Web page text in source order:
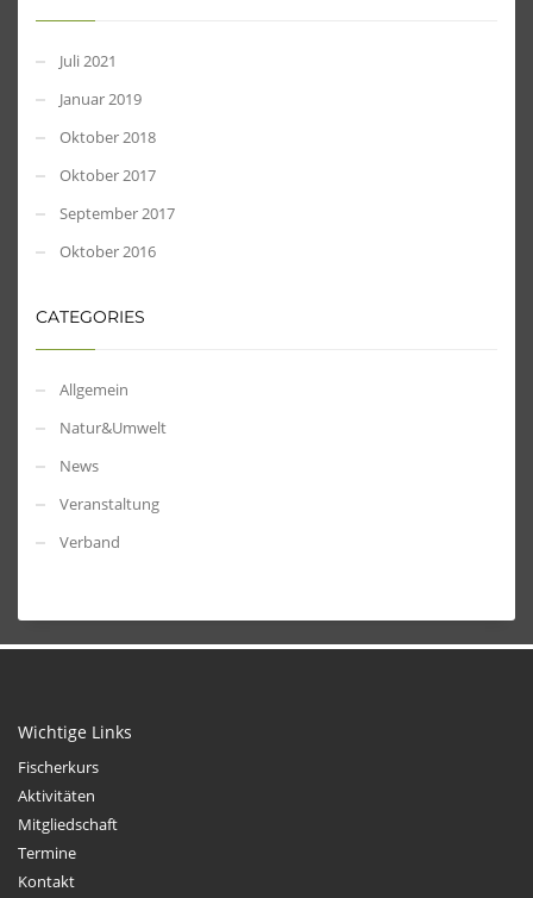
Juli 2021
Januar 2019
Oktober 2018
Oktober 2017
September 2017
Oktober 2016
CATEGORIES
Allgemein
Natur&Umwelt
News
Veranstaltung
Verband
Wichtige Links
Fischerkurs
Aktivitäten
Mitgliedschaft
Termine
Kontakt